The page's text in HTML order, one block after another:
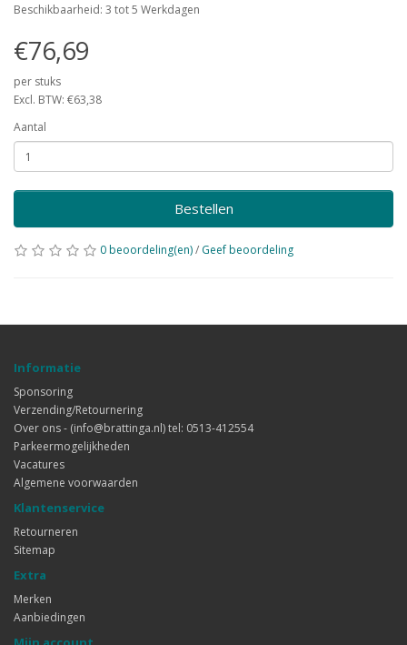
Beschikbaarheid: 3 tot 5 Werkdagen
€76,69
per stuks
Excl. BTW: €63,38
Aantal
Bestellen
0 beoordeling(en)/ Geef beoordeling
Informatie
Sponsoring
Verzending/Retournering
Over ons - (info@brattinga.nl) tel: 0513-412554
Parkeermogelijkheden
Vacatures
Algemene voorwaarden
Klantenservice
Retourneren
Sitemap
Extra
Merken
Aanbiedingen